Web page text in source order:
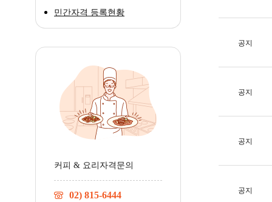
민간자격 등록현황
커피 & 요리자격문의
02) 815-6444
공지
공지
공지
공지